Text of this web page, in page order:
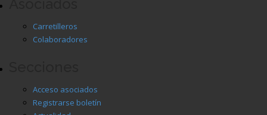
Carretilleros
Colaboradores
Acceso asociados
Registrarse boletín